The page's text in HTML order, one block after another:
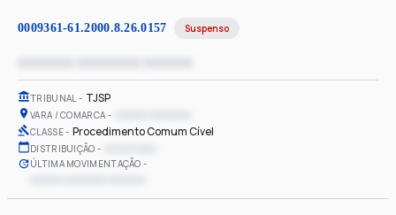
0009361-61.2000.8.26.0157 Suspenso
TRIBUNAL TJSP
VARA / COMARCA
CLASSE Procedimento Comum Cível
DISTRIBUIÇÃO
ÚLTIMA MOVIMENTAÇÃO